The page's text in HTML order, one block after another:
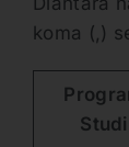
koma (,)
Studi